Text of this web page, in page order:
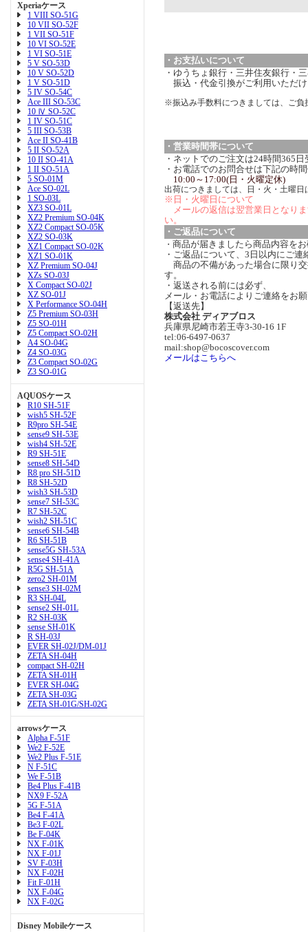
Xperiaケース
1 VIII SO-51G
10 VII SO-52F
1 VII SO-51F
10 VI SO-52E
1 VI SO-51E
5 V SO-53D
10 V SO-52D
1 V SO-51D
5 IV SO-54C
Ace III SO-53C
10 Ⅳ SO-52C
1 IV SO-51C
5 III SO-53B
Ace II SO-41B
5 II SO-52A
10 II SO-41A
1 II SO-51A
5 SO-01M
Ace SO-02L
1 SO-03L
XZ3 SO-01L
XZ2 Premium SO-04K
XZ2 Compact SO-05K
XZ2 SO-03K
XZ1 Compact SO-02K
XZ1 SO-01K
XZ Premium SO-04J
XZs SO-03J
X Compact SO-02J
XZ SO-01J
X Performance SO-04H
Z5 Premium SO-03H
Z5 SO-01H
Z5 Compact SO-02H
A4 SO-04G
Z4 SO-03G
Z3 Compact SO-02G
Z3 SO-01G
AQUOSケース
R10 SH-51F
wish5 SH-52F
R9pro SH-54E
sense9 SH-53E
wish4 SH-52E
R9 SH-51E
sense8 SH-54D
R8 pro SH-51D
R8 SH-52D
wish3 SH-53D
sense7 SH-53C
R7 SH-52C
wish2 SH-51C
sense6 SH-54B
R6 SH-51B
sense5G SH-53A
sense4 SH-41A
R5G SH-51A
zero2 SH-01M
sense3 SH-02M
R3 SH-04L
sense2 SH-01L
R2 SH-03K
sense SH-01K
R SH-03J
EVER SH-02J/DM-01J
ZETA SH-04H
compact SH-02H
ZETA SH-01H
EVER SH-04G
ZETA SH-03G
ZETA SH-01G/SH-02G
arrowsケース
Alpha F-51F
We2 F-52E
We2 Plus F-51E
N F-51C
We F-51B
Be4 Plus F-41B
NX9 F-52A
5G F-51A
Be4 F-41A
Be3 F-02L
Be F-04K
NX F-01K
NX F-01J
SV F-03H
NX F-02H
Fit F-01H
NX F-04G
NX F-02G
Disney Mobileケース
・お支払いについて
・ゆうちょ銀行・三井住友銀行・
振込・代金引換がご利用いただ
※振込み手数料につきましては、ご負
・営業時間帯について
・ネットでのご注文は24時間365
・お電話でのお問合せは下記の時
10:00～17:00(日・火曜定休)
出荷につきましては、日・火・土曜日
※日・火曜日について
メールの返信は翌営業日となり
い。
・ご返品について
・ 商品が届きましたら商品内容を
・ご返品について、3日以内にご連
商品の不備があった場合に限り
す。
・返送される前には必ず、
メール・お電話によりご連絡をお
【返送先】
株式会社 ディアブロス
兵庫県尼崎市若王寺3-30-16 1F
tel:06-6497-0637
mail:shop@bocoscover.com
メールはこちらへ